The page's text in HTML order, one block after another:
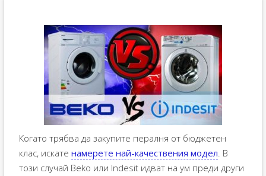
Когато трябва да закупите пералня от бюджетен
клас, искате намерете най-качествения модел. В
този случай Beko или Indesit идват на ум преди други